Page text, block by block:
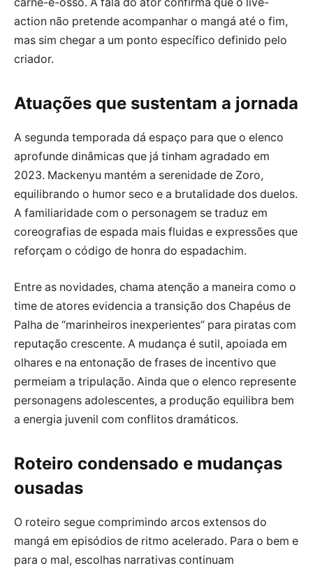
action não pretende acompanhar o mangá até o fim,
mas sim chegar a um ponto específico definido pelo
criador.
Atuações que sustentam a jornada
A segunda temporada dá espaço para que o elenco
aprofunde dinâmicas que já tinham agradado em
2023. Mackenyu mantém a serenidade de Zoro,
equilibrando o humor seco e a brutalidade dos duelos.
A familiaridade com o personagem se traduz em
coreografias de espada mais fluidas e expressões que
reforçam o código de honra do espadachim.
Entre as novidades, chama atenção a maneira como o
time de atores evidencia a transição dos Chapéus de
Palha de “marinheiros inexperientes” para piratas com
reputação crescente. A mudança é sutil, apoiada em
olhares e na entonação de frases de incentivo que
permeiam a tripulação. Ainda que o elenco represente
personagens adolescentes, a produção equilibra bem
a energia juvenil com conflitos dramáticos.
Roteiro condensado e mudanças
ousadas
O roteiro segue comprimindo arcos extensos do
mangá em episódios de ritmo acelerado. Para o bem e
para o mal, escolhas narrativas continuam